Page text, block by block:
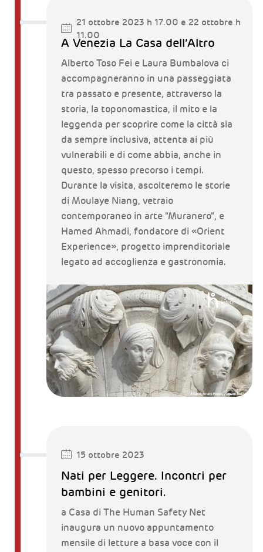
21 ottobre 2023 h 17.00 e 22 ottobre h
11.00
A Venezia La Casa dell’Altro
Alberto Toso Fei e Laura Bumbalova ci
accompagneranno in una passeggiata
tra passato e presente, attraverso la
storia, la toponomastica, il mito e la
leggenda per scoprire come la città sia
da sempre inclusiva, attenta ai più
vulnerabili e di come abbia, anche in
questo, spesso precorso i tempi.
Durante la visita, ascolteremo le storie
di Moulaye Niang, vetraio
contemporaneo in arte "Muranero", e
Hamed Ahmadi, fondatore di «Orient
Experience», progetto imprenditoriale
legato ad accoglienza e gastronomia.
15 ottobre 2023
Nati per Leggere. Incontri per
bambini e genitori.
a Casa di The Human Safety Net
inaugura un nuovo appuntamento
mensile di letture a basa voce con il